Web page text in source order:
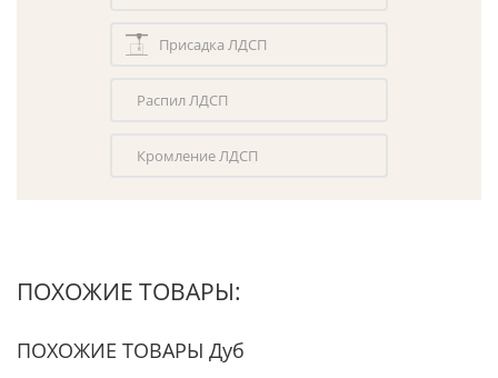
Присадка ЛДСП
Распил ЛДСП
Кромление ЛДСП
ПОХОЖИЕ ТОВАРЫ:
ПОХОЖИЕ ТОВАРЫ Дуб